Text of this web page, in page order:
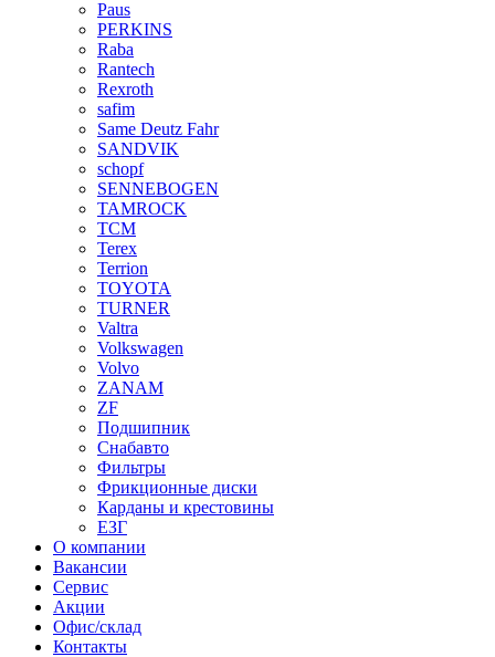
Paus
PERKINS
Raba
Rantech
Rexroth
safim
Same Deutz Fahr
SANDVIK
schopf
SENNEBOGEN
TAMROCK
TCM
Terex
Terrion
TOYOTA
TURNER
Valtra
Volkswagen
Volvo
ZANAM
ZF
Подшипник
Снабавто
Фильтры
Фрикционные диски
Карданы и крестовины
ЕЗГ
О компании
Вакансии
Сервис
Акции
Офис/склад
Контакты